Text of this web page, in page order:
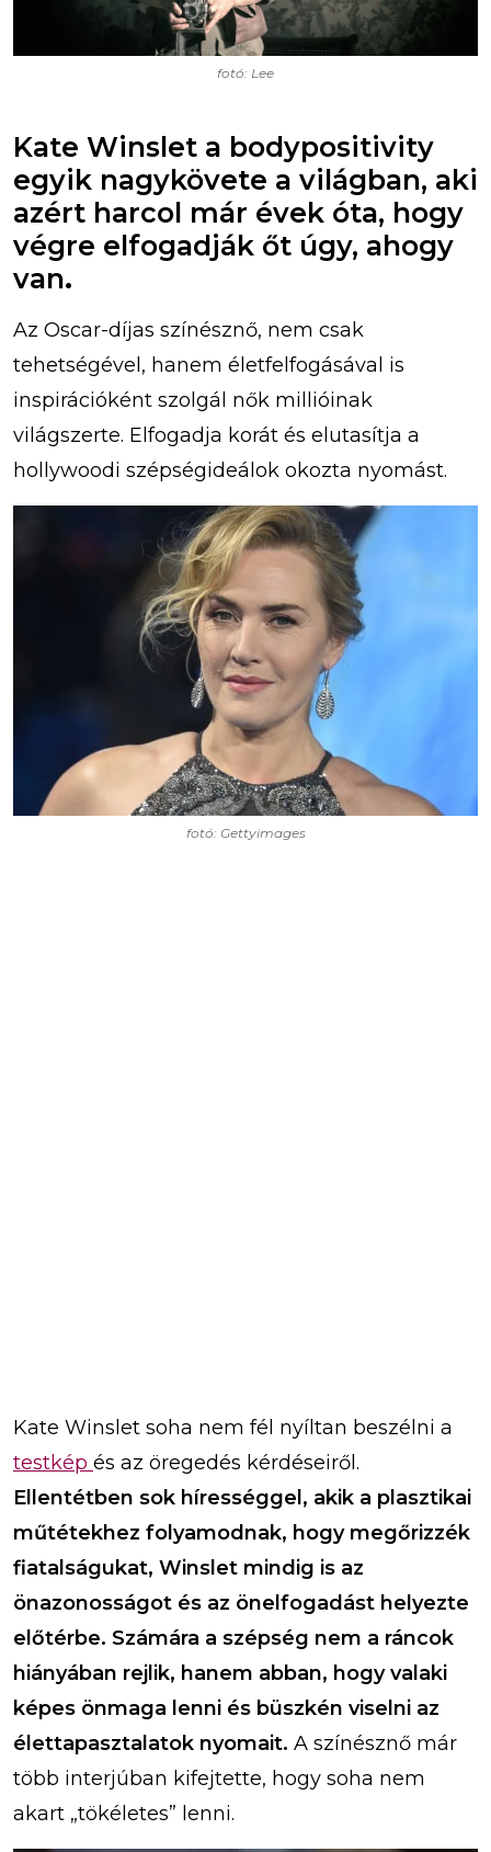
fotó: Lee
Kate Winslet a bodypositivity
egyik nagykövete a világban, aki
azért harcol már évek óta, hogy
végre elfogadják őt úgy, ahogy
van.
Az Oscar-díjas színésznő, nem csak
tehetségével, hanem életfelfogásával is
inspirációként szolgál nők millióinak
világszerte. Elfogadja korát és elutasítja a
hollywoodi szépségideálok okozta nyomást.
fotó: Gettyimages
Kate Winslet soha nem fél nyíltan beszélni a
testkép és az öregedés kérdéseiről.
Ellentétben sok hírességgel, akik a plasztikai
műtétekhez folyamodnak, hogy megőrizzék
fiatalságukat, Winslet mindig is az
önazonosságot és az önelfogadást helyezte
előtérbe. Számára a szépség nem a ráncok
hiányában rejlik, hanem abban, hogy valaki
képes önmaga lenni és büszkén viselni az
élettapasztalatok nyomait. A színésznő már
több interjúban kifejtette, hogy soha nem
akart „tökéletes” lenni.